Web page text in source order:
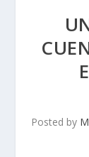
Posted by